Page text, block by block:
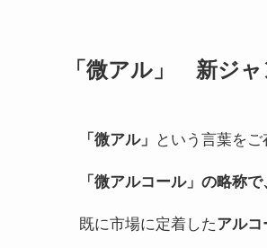
「微アル」 新ジ
「微アル」 という言葉を
「微アルコール」の略称
既に市場に定着したアルコ